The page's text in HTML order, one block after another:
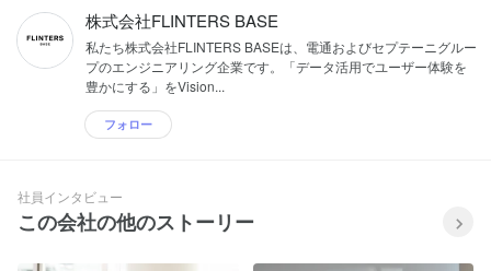
株式会社FLINTERS BASE
私たち株式会社FLINTERS BASEは、電通およびセプテーニグルー
プのエンジニアリング企業です。「データ活用でユーザー体験を
豊かにする」をVision...
フォロー
社員インタビュー
この会社の他のストーリー